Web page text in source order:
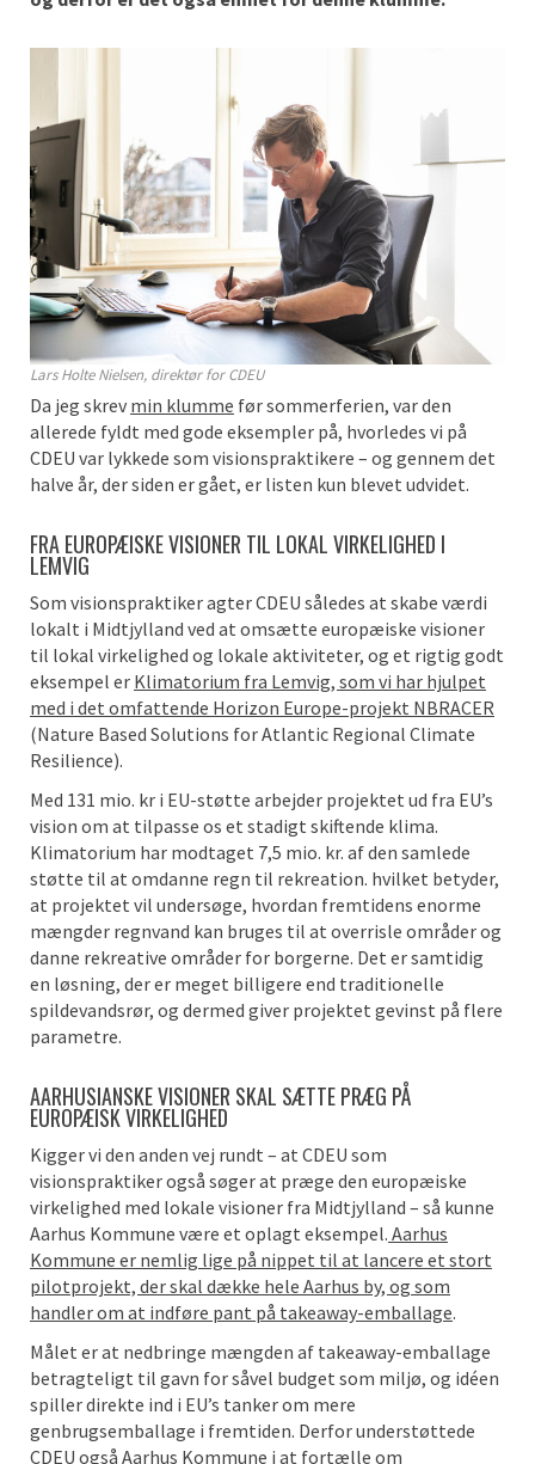
Lars Holte Nielsen, direktør for CDEU
Da jeg skrev min klumme før sommerferien, var den
allerede fyldt med gode eksempler på, hvorledes vi på
CDEU var lykkede som visionspraktikere – og gennem det
halve år, der siden er gået, er listen kun blevet udvidet.
FRA EUROPÆISKE VISIONER TIL LOKAL VIRKELIGHED I
LEMVIG
Som visionspraktiker agter CDEU således at skabe værdi
lokalt i Midtjylland ved at omsætte europæiske visioner
til lokal virkelighed og lokale aktiviteter, og et rigtig godt
eksempel er Klimatorium fra Lemvig, som vi har hjulpet
med i det omfattende Horizon Europe-projekt NBRACER
(Nature Based Solutions for Atlantic Regional Climate
Resilience).
Med 131 mio. kr i EU-støtte arbejder projektet ud fra EU’s
vision om at tilpasse os et stadigt skiftende klima.
Klimatorium har modtaget 7,5 mio. kr. af den samlede
støtte til at omdanne regn til rekreation. hvilket betyder,
at projektet vil undersøge, hvordan fremtidens enorme
mængder regnvand kan bruges til at overrisle områder og
danne rekreative områder for borgerne. Det er samtidig
en løsning, der er meget billigere end traditionelle
spildevandsrør, og dermed giver projektet gevinst på flere
parametre.
AARHUSIANSKE VISIONER SKAL SÆTTE PRÆG PÅ
EUROPÆISK VIRKELIGHED
Kigger vi den anden vej rundt – at CDEU som
visionspraktiker også søger at præge den europæiske
virkelighed med lokale visioner fra Midtjylland – så kunne
Aarhus Kommune være et oplagt eksempel. Aarhus
Kommune er nemlig lige på nippet til at lancere et stort
pilotprojekt, der skal dække hele Aarhus by, og som
handler om at indføre pant på takeaway-emballage.
Målet er at nedbringe mængden af takeaway-emballage
betragteligt til gavn for såvel budget som miljø, og idéen
spiller direkte ind i EU’s tanker om mere
genbrugsemballage i fremtiden. Derfor understøttede
CDEU også Aarhus Kommune i at fortælle om